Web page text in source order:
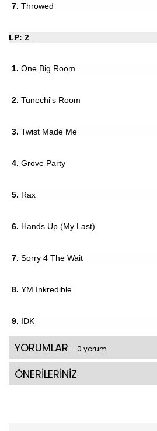
7. Throwed
LP: 2
1. One Big Room
2. Tunechi's Room
3. Twist Made Me
4. Grove Party
5. Rax
6. Hands Up (My Last)
7. Sorry 4 The Wait
8. YM Inkredible
9. IDK
YORUMLAR - 0 yorum
ÖNERİLERİNİZ